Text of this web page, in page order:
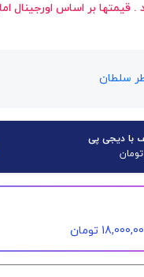
قیمتها بر اساس اورجینال
سلطان